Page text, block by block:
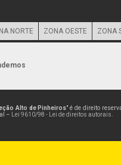
NORTE ZONA OESTE ZONA
Alto de Pinheiros" é de direito
–
Lei 9610/98 - Lei de direitos autorais